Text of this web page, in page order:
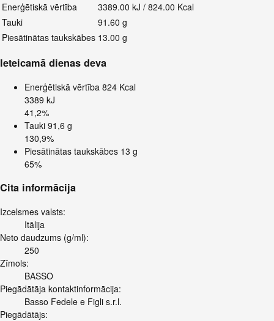
Enerģētiskā vērtība
3389.00 kJ / 824.00 Kcal
Tauki
91.60 g
Piesātinātas taukskābes 13.00 g
Ieteicamā dienas deva
Enerģētiskā vērtība 824 Kcal
3389 kJ
41,2%
Tauki 91,6 g
130,9%
Piesātinātas taukskābes 13 g
65%
Cita informācija
Izcelsmes valsts:
Itālija
Neto daudzums (g/ml):
250
Zīmols:
BASSO
Piegādātāja kontaktinformācija:
Basso Fedele e Figli s.r.l.
Piegādātājs: